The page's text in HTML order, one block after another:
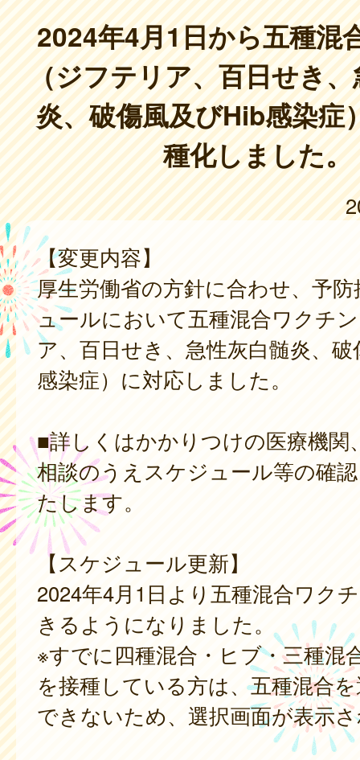
2024年4月1日から五種混
（ジフテリア、百日せき
炎、破傷風及びHib感染症
種化しました。
【変更内容】
厚生労働省の方針に合わせ、予
ュールにおいて五種混合ワクチ
ア、百日せき、急性灰白髄炎、
感染症）に対応しました。
■詳しくはかかりつけの医療機関
相談のうえスケジュール等の確
たします。
【スケジュール更新】
2024年4月1日より五種混合ワク
きるようになりました。
※すでに四種混合・ヒブ・三種混
を接種している方は、五種混合
できないため、選択画面が表示